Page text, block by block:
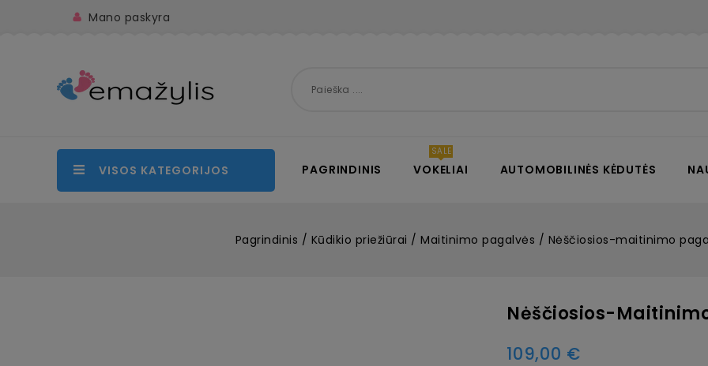
Mano paskyra
VISOS KATEGORIJOS PAGRINDINIS VOKELIAI AUTOMOBILINĖS KĖDUTĖS
Pagrindinis Kūdikio priežiūrai Maitinimo pagalvės Nėščiosios-maitinimo
Nėščiosios-
109,00 €